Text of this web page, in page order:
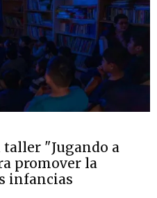
"Jugando a
promover la
infancias